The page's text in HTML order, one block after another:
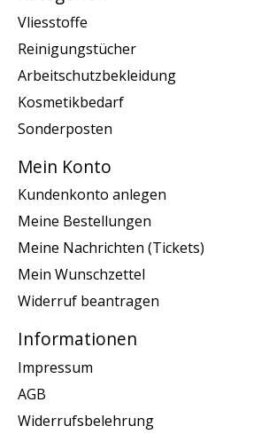
Vliesstoffe
Reinigungstücher
Arbeitschutzbekleidung
Kosmetikbedarf
Sonderposten
Mein Konto
Kundenkonto anlegen
Meine Bestellungen
Meine Nachrichten (Tickets)
Mein Wunschzettel
Widerruf beantragen
Informationen
Impressum
AGB
Widerrufsbelehrung